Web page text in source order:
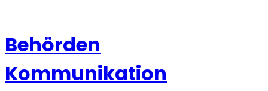
Behörden
Kommunikation